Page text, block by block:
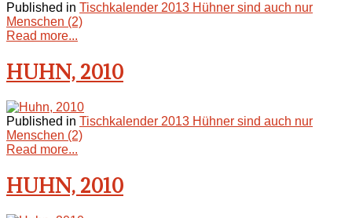
Published in Tischkalender 2013 Hühner sind auch nur
Menschen (2)
Read more...
HUHN, 2010
Published in Tischkalender 2013 Hühner sind auch nur
Menschen (2)
Read more...
HUHN, 2010